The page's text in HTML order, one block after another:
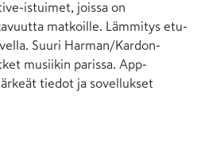
istuimet, joissa on
matkoille. Lämmitys etu-
Suuri Harman/Kardon-
musiikin parissa. App-
tiedot ja sovellukset